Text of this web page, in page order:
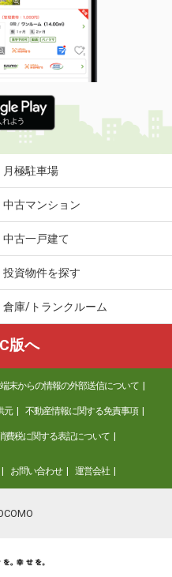
月極駐車場
中古マンション
中古一戸建て
投資物件を探す
倉庫/トランクルーム
版へ
末からの情報の外部送信について
元 不動産情報に関する免責事項
費税に関する表記について
お問い合わせ 運営会社